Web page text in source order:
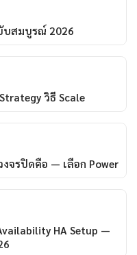
บสมบูรณ์ 2026
วิธี Scale
งจรปิดคือ — เลือก Power
HA Setup —